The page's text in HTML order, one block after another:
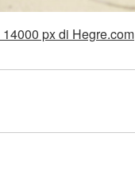
px di Hegre.com